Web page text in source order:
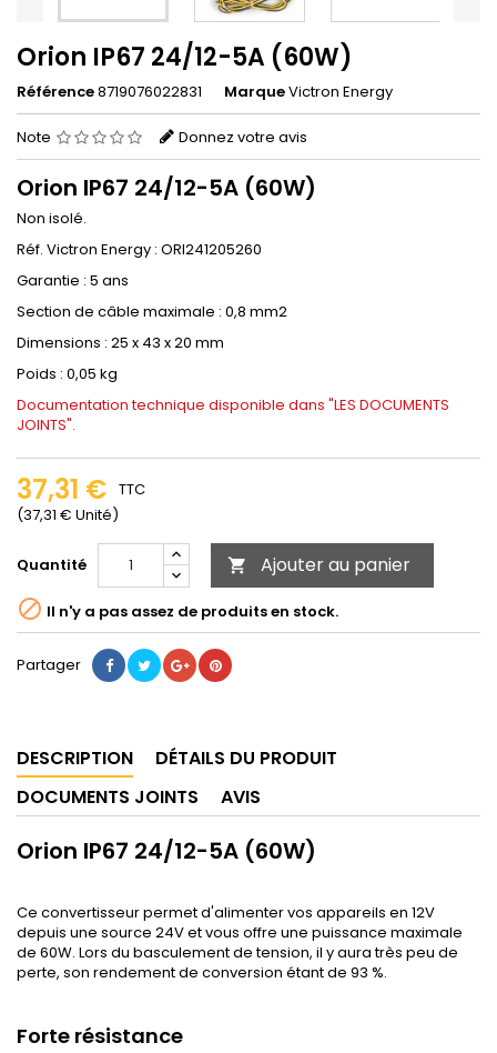
Orion IP67 24/12-5A (60W)
Référence8719076022831 MarqueVictron Energy
Note Donnez votre avis
Orion IP67 24/12-5A (60W)
Non isolé.
Réf. Victron Energy : ORI241205260
Garantie : 5 ans
Section de câble maximale : 0,8 mm2
Dimensions : 25 x 43 x 20 mm
Poids : 0,05 kg
Documentation technique disponible dans "LES DOCUMENTS
JOINTS".
37,31 €
(37,31 € Unité)
TTC
Quantité  Ajouter au panier
 Il n'y a pas assez de produits en stock.
Partager
DESCRIPTION
DÉTAILS DU PRODUIT
DOCUMENTS JOINTS
AVIS
Orion IP67 24/12-5A (60W)
Ce convertisseur permet d'alimenter vos appareils en 12V
depuis une source 24V et vous offre une puissance maximale
de 60W. Lors du basculement de tension, il y aura très peu de
perte, son rendement de conversion étant de 93 %.
Forte résistance